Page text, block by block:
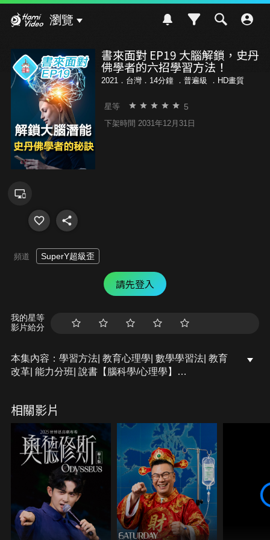
瀏覽
書來面對 EP19 大腦解鎖，史丹
佛學者的六招學習方法！
2021．台灣．14分鐘 ． 普遍級 ．HD畫質
星等 5
下架時間 2031年12月31日
頻道 SuperY超級歪
請先登入
我的星等
影片給分
本集內容：學習方法| 教育心理學| 數學學習法| 教育
改革| 能力分班| 說書【腦科學/心理學】
1.了解大腦可塑性
2.犯錯是大腦成長機會
3.改變思維來改變大腦
4.透過多角度學習來強化神經網絡
5.重深度與靈活度
6.與他人連結合作來強化大腦學習
本集推薦書目：
Barbara Oakley《大腦喜歡這樣學》
Henning Beck《最強腦力》
相關影片